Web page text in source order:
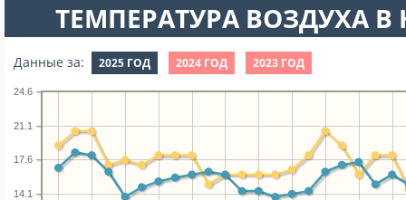
ТЕМПЕРАТУРА ВОЗДУХА В
Данные за: 2025 ГОД 2024 ГОД 2023 ГОД
14.1
17.6
21.1
24.6